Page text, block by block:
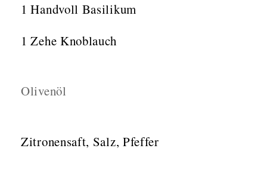
1 Handvoll Basilikum
1 Zehe Knoblauch
Olivenöl
Zitronensaft, Salz, Pfeffer